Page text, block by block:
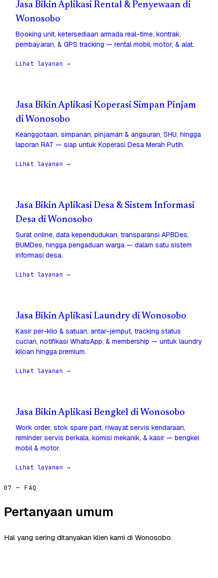
Jasa Bikin Aplikasi Rental & Penyewaan di
Wonosobo
Booking unit, ketersediaan armada real-time, kontrak,
pembayaran, & GPS tracking — rental mobil, motor, & alat.
Lihat layanan →
Jasa Bikin Aplikasi Koperasi Simpan Pinjam
di Wonosobo
Keanggotaan, simpanan, pinjaman & angsuran, SHU, hingga
laporan RAT — siap untuk Koperasi Desa Merah Putih.
Lihat layanan →
Jasa Bikin Aplikasi Desa & Sistem Informasi
Desa di Wonosobo
Surat online, data kependudukan, transparansi APBDes,
BUMDes, hingga pengaduan warga — dalam satu sistem
informasi desa.
Lihat layanan →
Jasa Bikin Aplikasi Laundry di Wonosobo
Kasir per-kilo & satuan, antar-jemput, tracking status
cucian, notifikasi WhatsApp, & membership — untuk laundry
kiloan hingga premium.
Lihat layanan →
Jasa Bikin Aplikasi Bengkel di Wonosobo
Work order, stok spare part, riwayat servis kendaraan,
reminder servis berkala, komisi mekanik, & kasir — bengkel
mobil & motor.
Lihat layanan →
07 — FAQ
Pertanyaan umum
Hal yang sering ditanyakan klien kami di Wonosobo.